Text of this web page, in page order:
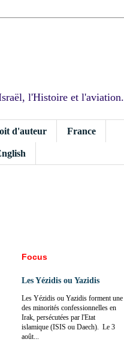
l'Histoire et l'aviation.
d'auteur France
Focus
Les Yézidis ou Yazidis
Les Yézidis ou Yazidis forment une
des minorités confessionnelles en
Irak, persécutées par l'Etat
islamique (ISIS ou Daech). Le 3
août...